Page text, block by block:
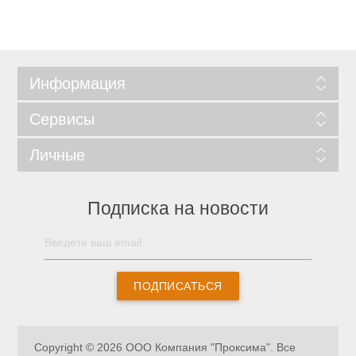
Информация
Сервисы
Личные
Подписка на новости
ПОДПИСАТЬСЯ
Copyright © 2026 ООО Компания "Проксима". Все